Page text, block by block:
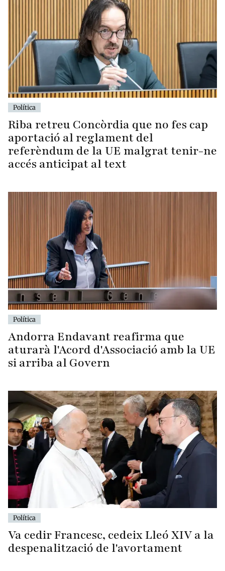
Política
Riba retreu Concòrdia que no fes cap
aportació al reglament del
referèndum de la UE malgrat tenir-ne
accés anticipat al text
Política
Andorra Endavant reafirma que
aturarà l'Acord d'Associació amb la UE
si arriba al Govern
Política
Va cedir Francesc, cedeix Lleó XIV a la
despenalització de l'avortament